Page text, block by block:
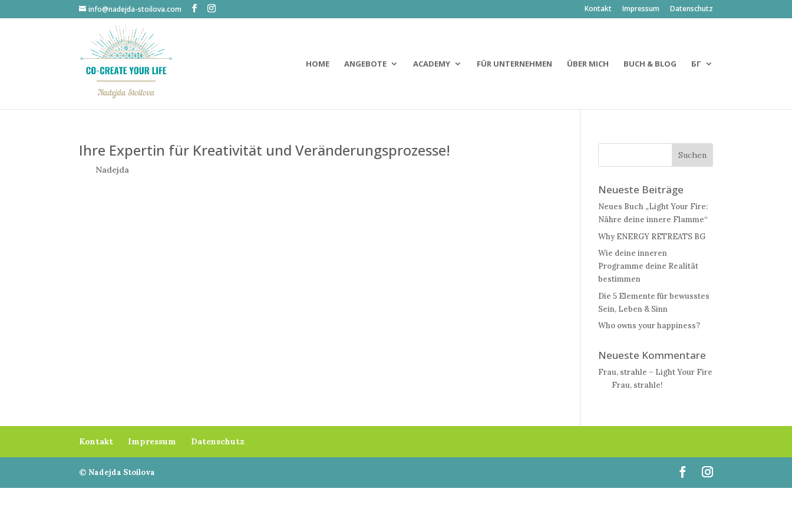
info@nadejda-stoilova.com Kontakt Impressum Datenschutz
HOME ANGEBOTE ACADEMY FÜR UNTERNEHMEN ÜBER MICH BUCH & BLOG БГ
Ihre Expertin für Kreativität und Veränderungsprozesse!
Nadejda
Neueste Beiträge
Neues Buch „Light Your Fire:
Nähre deine innere Flamme“
Why ENERGY RETREATS BG
Wie deine inneren
Programme deine Realität
bestimmen
Die 5 Elemente für bewusstes
Sein, Leben & Sinn
Who owns your happiness?
Neueste Kommentare
Frau, strahle – Light Your Fire
Frau, strahle!
Kontakt Impressum Datenschutz
© Nadejda Stoilova